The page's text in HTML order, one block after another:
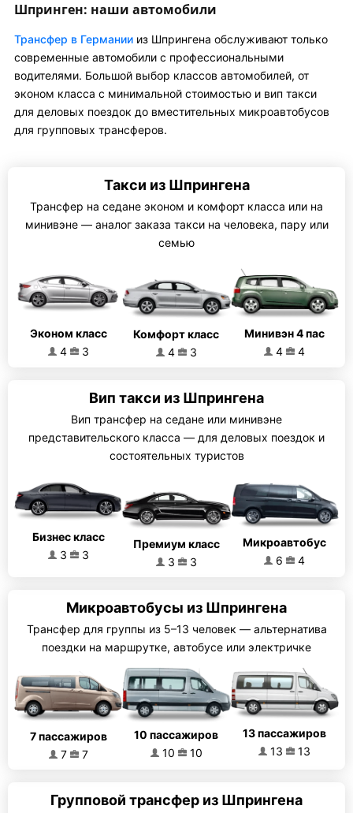
Шпринген: наши автомобили
Трансфер в Германии из Шпрингена обслуживают только
современные автомобили с профессиональными
водителями. Большой выбор классов автомобилей, от
эконом класса с минимальной стоимостью и вип такси
для деловых поездок до вместительных микроавтобусов
для групповых трансферов.
Такси из Шпрингена
Трансфер на седане эконом и комфорт класса или на
минивэне — аналог заказа такси на человека, пару или
семью
Эконом класс
4
3
Комфорт класс
4
3
Минивэн 4 пас
4
4
Вип такси из Шпрингена
Вип трансфер на седане или минивэне
представительского класса — для деловых поездок и
состоятельных туристов
Бизнес класс
3
3
Премиум класс
3
3
Микроавтобус
6
4
Микроавтобусы из Шпрингена
Трансфер для группы из 5–13 человек — альтернатива
поездки на маршрутке, автобусе или электричке
7 пассажиров
7
7
10 пассажиров
10
10
13 пассажиров
13
13
Групповой трансфер из Шпрингена